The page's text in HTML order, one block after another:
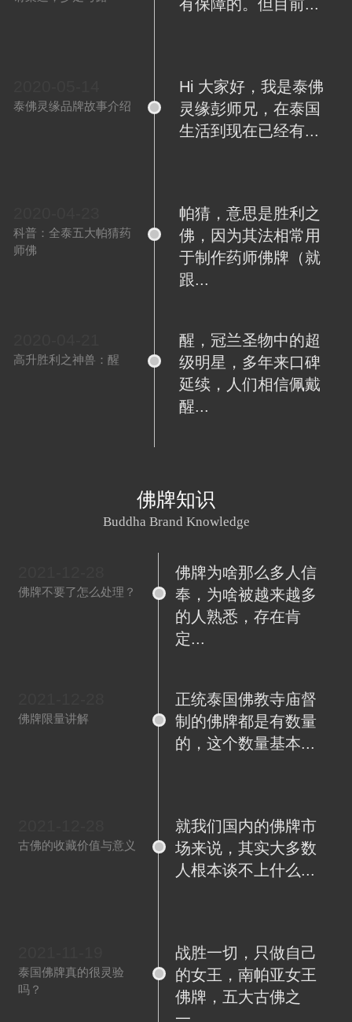
有保障的。但目前...
泰佛灵缘品牌故事介绍
Hi 大家好，我是泰佛
灵缘彭师兄，在泰国
生活到现在已经有...
科普：全泰五大帕猜药
师佛
帕猜，意思是胜利之
佛，因为其法相常用
于制作药师佛牌（就
跟...
高升胜利之神兽：醒
醒，冠兰圣物中的超
级明星，多年来口碑
延续，人们相信佩戴
醒...
佛牌知识
Buddha Brand Knowledge
佛牌不要了怎么处理？
佛牌为啥那么多人信
奉，为啥被越来越多
的人熟悉，存在肯
定...
佛牌限量讲解
正统泰国佛教寺庙督
制的佛牌都是有数量
的，这个数量基本...
古佛的收藏价值与意义
就我们国内的佛牌市
场来说，其实大多数
人根本谈不上什么...
泰国佛牌真的很灵验
吗？
战胜一切，只做自己
的女王，南帕亚女王
佛牌，五大古佛之